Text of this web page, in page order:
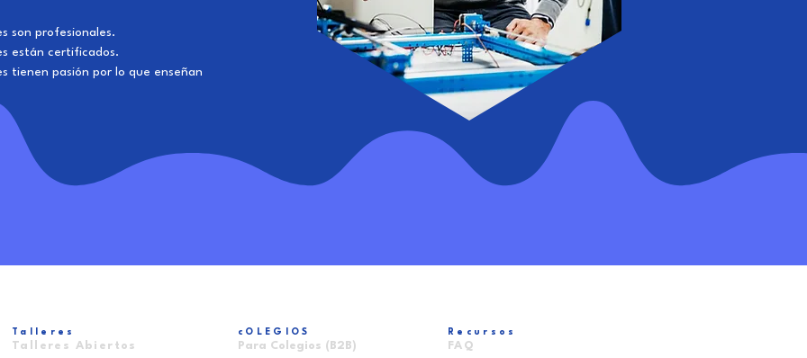
son profesionales.
están certificados.
tienen pasión por lo que enseñan
Talleres
Talleres Abiertos
cOLEGIOS
Para Colegios (B2B)
Recursos
FAQ